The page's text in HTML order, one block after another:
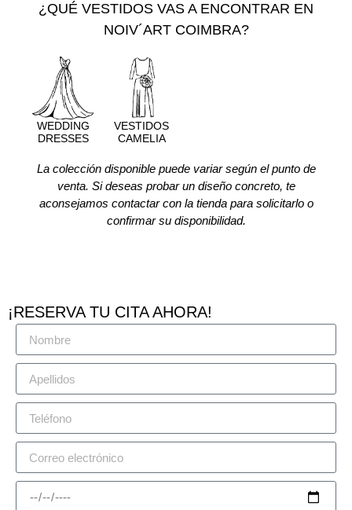
¿QUÉ VESTIDOS VAS A ENCONTRAR EN
NOIV´ART COIMBRA?
WEDDING
DRESSES
VESTIDOS
CAMELIA
La colección disponible puede variar según el punto de
venta. Si deseas probar un diseño concreto, te
aconsejamos contactar con la tienda para solicitarlo o
confirmar su disponibilidad.
¡RESERVA TU CITA AHORA!